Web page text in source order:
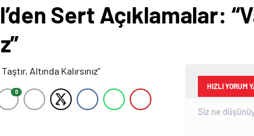
Sert Açıklamalar:
0
HIZLI YORUM